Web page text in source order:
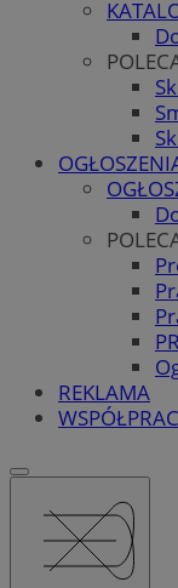
REKLAMA